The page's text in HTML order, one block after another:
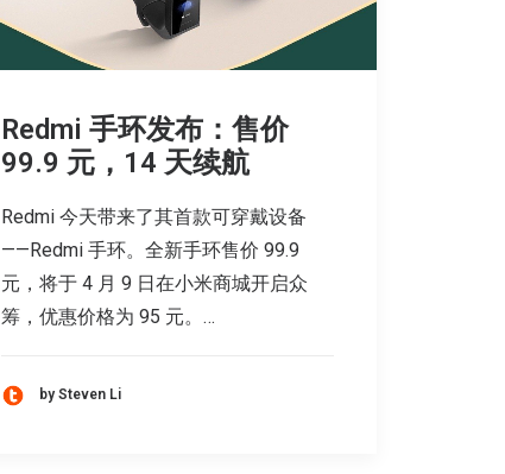
Redmi 手环发布：售价
99.9 元，14 天续航
Redmi 今天带来了其首款可穿戴设备
——Redmi 手环。全新手环售价 99.9
元，将于 4 月 9 日在小米商城开启众
筹，优惠价格为 95 元。…
by Steven Li